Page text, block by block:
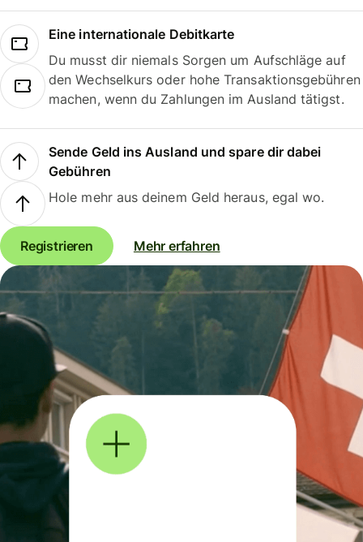
Eine internationale Debitkarte
Du musst dir niemals Sorgen um Aufschläge auf
den Wechselkurs oder hohe Transaktionsgebühren
machen, wenn du Zahlungen im Ausland tätigst.
Sende Geld ins Ausland und spare dir dabei
Gebühren
Hole mehr aus deinem Geld heraus, egal wo.
Registrieren Mehr erfahren